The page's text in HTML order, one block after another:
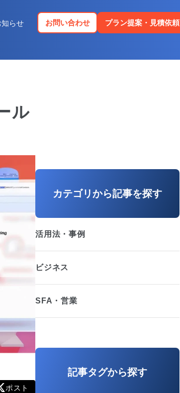
知らせ お問い合わせ プラン提案・見積依頼
ル
ポスト
カテゴリから記事を探す
活用法・事例
ビジネス
SFA・営業
記事タグから探す